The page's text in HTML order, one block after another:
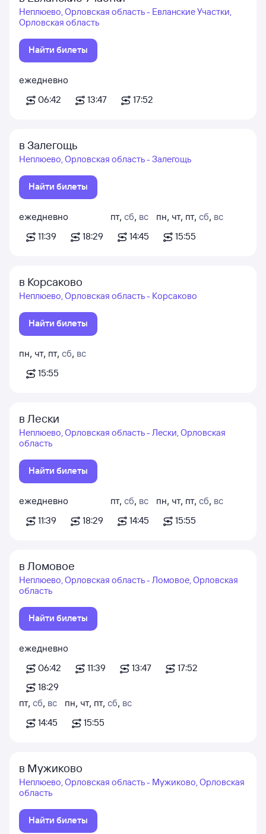
Неплюево, Орловская область - Евланские Участки,
Орловская область
Найти билеты
ежедневно
06:42
13:47 17:52
в Залегощь
Неплюево, Орловская область - Залегощь
Найти билеты
ежедневно
11:39
18:29
пт, сб, вс
14:45
пн, чт, пт, сб, вс
15:55
в Корсаково
Неплюево, Орловская область - Корсаково
Найти билеты
пн, чт, пт, сб, вс
15:55
в Лески
Неплюево, Орловская область - Лески, Орловская
область
Найти билеты
ежедневно
11:39
18:29
пт, сб, вс
14:45
пн, чт, пт, сб, вс
15:55
в Ломовое
Неплюево, Орловская область - Ломовое, Орловская
область
Найти билеты
ежедневно
06:42
11:39 13:47
17:52
18:29
пт, сб, вс
14:45
пн, чт, пт, сб, вс
15:55
в Мужиково
Неплюево, Орловская область - Мужиково, Орловская
область
Найти билеты